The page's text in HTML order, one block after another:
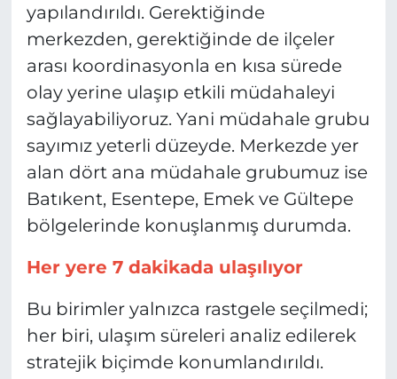
yapılandırıldı. Gerektiğinde
merkezden, gerektiğinde de ilçeler
arası koordinasyonla en kısa sürede
olay yerine ulaşıp etkili müdahaleyi
sağlayabiliyoruz. Yani müdahale grubu
sayımız yeterli düzeyde. Merkezde yer
alan dört ana müdahale grubumuz ise
Batıkent, Esentepe, Emek ve Gültepe
bölgelerinde konuşlanmış durumda.
Her yere 7 dakikada ulaşılıyor
Bu birimler yalnızca rastgele seçilmedi;
her biri, ulaşım süreleri analiz edilerek
stratejik biçimde konumlandırıldı.